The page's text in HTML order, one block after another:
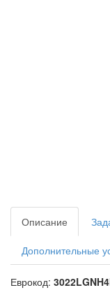
Описание
Дополнительные
Еврокод: